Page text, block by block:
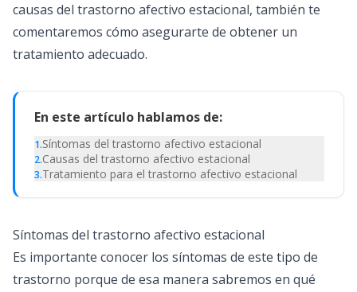
causas del trastorno afectivo estacional, también te
comentaremos cómo asegurarte de obtener un
tratamiento adecuado.
En este artículo hablamos de:
1.Síntomas del trastorno afectivo estacional
2.Causas del trastorno afectivo estacional
3.Tratamiento para el trastorno afectivo estacional
Síntomas del trastorno afectivo estacional
Es importante conocer los síntomas de este tipo de
trastorno porque de esa manera sabremos en qué